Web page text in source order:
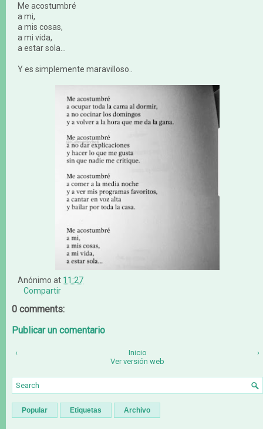
Me acostumbré
a mi,
a mis cosas,
a mi vida,
a estar sola...
Y es simplemente maravilloso..
Anónimo at 11:27
Compartir
0 comments:
Publicar un comentario
‹ ›
Inicio
Ver versión web
Popular Etiquetas Archivo